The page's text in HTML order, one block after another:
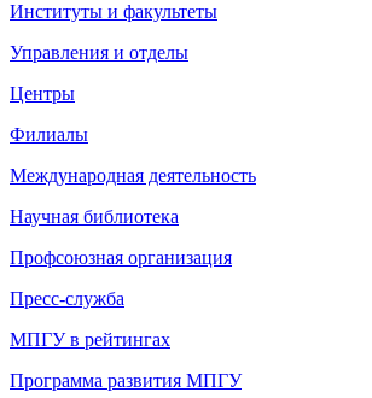
Институты и факультеты
Управления и отделы
Центры
Филиалы
Международная деятельность
Научная библиотека
Профсоюзная организация
Пресс-служба
МПГУ в рейтингах
Программа развития МПГУ